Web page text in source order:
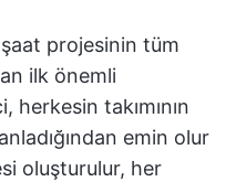
projesinin tüm
ilk önemli
herkesin takımının
emin olur
oluşturulur, her